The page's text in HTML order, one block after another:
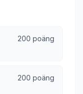
200 poäng
200 poäng